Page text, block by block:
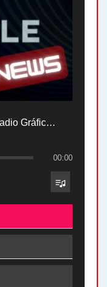
El Bucle News en Radio Gráfica. Bloque 2 . 28.04.24
00:00
El Bucle News en Radio Gráfica. Bloque 2 . 28.04.24 - Jorge Gres
El Bucle News en Radio Gráfica. Bloque 1 . 28.04.24 - Jorge Gres